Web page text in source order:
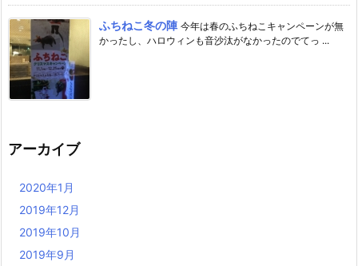
ふちねこ冬の陣 今年は春のふちねこキャンペーンが無
かったし、ハロウィンも音沙汰がなかったのでてっ ...
アーカイブ
2020年1月
2019年12月
2019年10月
2019年9月